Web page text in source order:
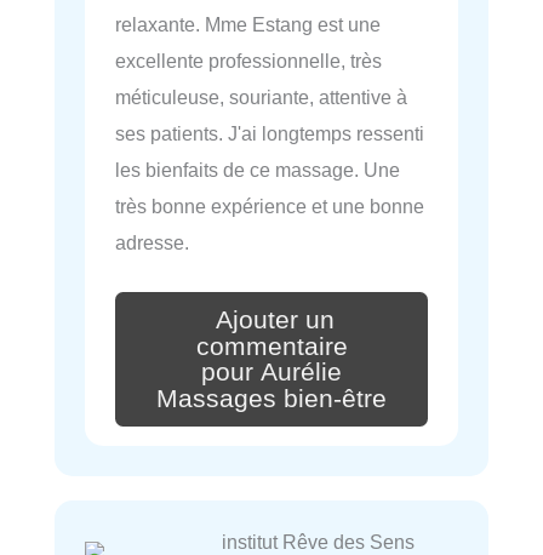
relaxante. Mme Estang est une
excellente professionnelle, très
méticuleuse, souriante, attentive à
ses patients. J'ai longtemps ressenti
les bienfaits de ce massage. Une
très bonne expérience et une bonne
adresse.
Ajouter un
commentaire
pour Aurélie
Massages bien-être
institut Rêve des Sens